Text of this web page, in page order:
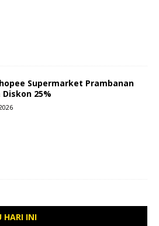
Supermarket Prambanan
Diskon 25%
HARI INI